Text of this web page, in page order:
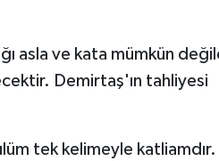
asla ve kata mümkün
Demirtaş'ın tahliyesi
tek kelimeyle katliamdır.